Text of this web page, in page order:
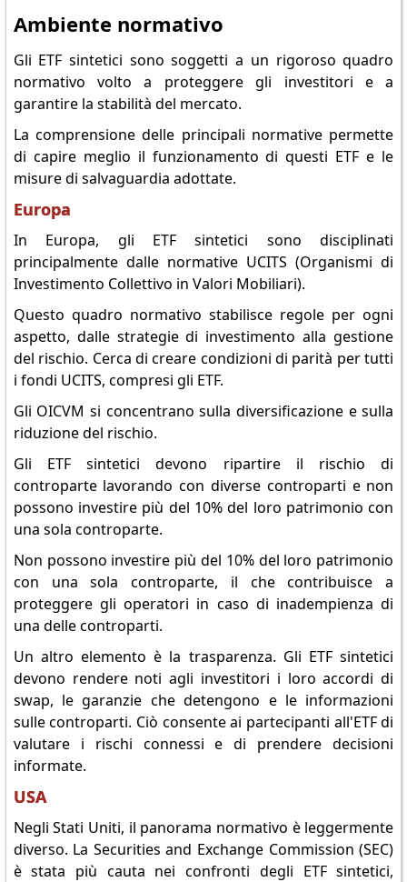
Ambiente normativo
Gli ETF sintetici sono soggetti a un rigoroso quadro
normativo volto a proteggere gli investitori e a
garantire la stabilità del mercato.
La comprensione delle principali normative permette
di capire meglio il funzionamento di questi ETF e le
misure di salvaguardia adottate.
Europa
In Europa, gli ETF sintetici sono disciplinati
principalmente dalle normative UCITS (Organismi di
Investimento Collettivo in Valori Mobiliari).
Questo quadro normativo stabilisce regole per ogni
aspetto, dalle strategie di investimento alla gestione
del rischio. Cerca di creare condizioni di parità per tutti
i fondi UCITS, compresi gli ETF.
Gli OICVM si concentrano sulla diversificazione e sulla
riduzione del rischio.
Gli ETF sintetici devono ripartire il rischio di
controparte lavorando con diverse controparti e non
possono investire più del 10% del loro patrimonio con
una sola controparte.
Non possono investire più del 10% del loro patrimonio
con una sola controparte, il che contribuisce a
proteggere gli operatori in caso di inadempienza di
una delle controparti.
Un altro elemento è la trasparenza. Gli ETF sintetici
devono rendere noti agli investitori i loro accordi di
swap, le garanzie che detengono e le informazioni
sulle controparti. Ciò consente ai partecipanti all'ETF di
valutare i rischi connessi e di prendere decisioni
informate.
USA
Negli Stati Uniti, il panorama normativo è leggermente
diverso. La Securities and Exchange Commission (SEC)
è stata più cauta nei confronti degli ETF sintetici,